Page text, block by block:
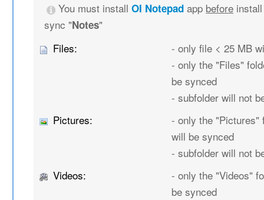
You must installOI Notepad app before
sync "Notes"
Files:
- only file < 25 MB
- only the "Files"
be synced
- subfolder will not
Pictures:
- only the "Pictures"
will be synced
- subfolder will not
Videos:
- only the "Videos"
be synced